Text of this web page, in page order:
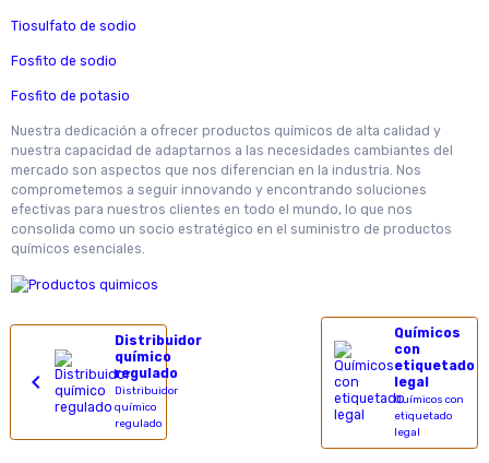
Tiosulfato de sodio
Fosfito de sodio
Fosfito de potasio
Nuestra dedicación a ofrecer productos químicos de alta calidad y
nuestra capacidad de adaptarnos a las necesidades cambiantes del
mercado son aspectos que nos diferencian en la industria. Nos
comprometemos a seguir innovando y encontrando soluciones
efectivas para nuestros clientes en todo el mundo, lo que nos
consolida como un socio estratégico en el suministro de productos
químicos esenciales.
Distribuidor
químico
regulado
Distribuidor
químico
regulado
Químicos
con
etiquetado
legal
Químicos con
etiquetado
legal